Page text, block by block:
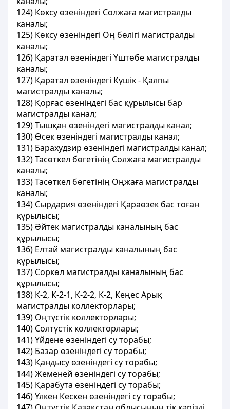
124) Көксу өзеніндегі Солжаға магистралды
каналы;
125) Көксу өзеніндегі Оң бөлігі магистралды
каналы;
126) Қаратал өзеніндегі Үштөбе магистралды
каналы;
127) Қаратал өзеніндегі Күшік - Қалпы
магистралды каналы;
128) Қорғас өзеніндегі бас құрылысы бар
магистралды канал;
129) Тышқан өзеніндегі магистралды канал;
130) Өсек өзеніндегі магистралды канал;
131) Барахудзир өзеніндегі магистралды канал;
132) Тасөткел бөгетінің Солжаға магистралды
каналы;
133) Тасөткел бөгетінің Оңжаға магистралды
каналы;
134) Сырдария өзеніндегі Қараөзек бас тоған
құрылысы;
135) Әйтек магистралды каналының бас
құрылысы;
136) Елтай магистралды каналының бас
құрылысы;
137) Соркөл магистралды каналының бас
құрылысы;
138) К-2, К-2-1, К-2-2, К-2, Кеңес Арық
магистралды коллекторлары;
139) Оңтүстік коллекторлары;
140) Солтүстік коллекторлары;
141) Үйдене өзеніндегі су торабы;
142) Базар өзеніндегі су торабы;
143) Қандысу өзеніндегі су торабы;
144) Жеменей өзеніндегі су торабы;
145) Қарабута өзеніндегі су торабы;
146) Үлкен Кескен өзеніндегі су торабы;